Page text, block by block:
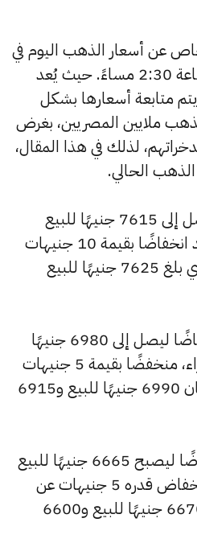
عن أسعار الذهب اليوم في
مصر الأثنين 16 فبراير الساعة 2:30 مساءً. حيث يُعد
متابعة أسعارها بشكل
ملايين المصريين، بغرض
لذلك في هذا المقال،
الحالي.
انخفض سعر عيار 24 ليصل إلى 7615 جنيهًا للبيع
و7535 جنيهًا للشراء، بعد انخفاضًا بقيمة 10 جنيهات
مقارنة بالسعر السابق الذي بلغ 7625 جنيهًا للبيع
وسجل سعر عيار 22 انخفاضًا ليصل إلى 6980 جنيهًا
للبيع و6910 جنيهًا للشراء، منخفضًا بقيمة 5 جنيهات
عن السعر السابق الذي كان 6990 جنيهًا للبيع و6915
وشهد سعر عيار 21 انخفاضًا ليصبح 6665 جنيهًا للبيع
و6595 جنيهًا للشراء، بانخفاض قدره 5 جنيهات عن
السعر السابق الذي بلغ 6670 جنيهًا للبيع و6600